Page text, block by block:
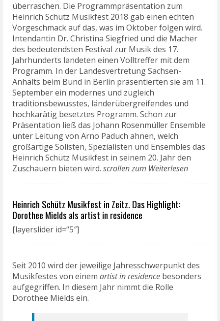
überraschen. Die Programmpräsentation zum
Heinrich Schütz Musikfest 2018 gab einen echten
Vorgeschmack auf das, was im Oktober folgen wird.
Intendantin Dr. Christina Siegfried und die Macher
des bedeutendsten Festival zur Musik des 17.
Jahrhunderts landeten einen Volltreffer mit dem
Programm. In der Landesvertretung Sachsen-
Anhalts beim Bund in Berlin präsentierten sie am 11.
September ein modernes und zugleich
traditionsbewusstes, länderübergreifendes und
hochkarätig besetztes Programm. Schon zur
Präsentation ließ das Johann Rosenmüller Ensemble
unter Leitung von Arno Paduch ahnen, welch
großartige Solisten, Spezialisten und Ensembles das
Heinrich Schütz Musikfest in seinem 20. Jahr den
Zuschauern bieten wird.scrollen zum Weiterlesen
Heinrich Schütz Musikfest in Zeitz. Das Highlight:
Dorothee Mields als artist in residence
[layerslider id=“5″]
Seit 2010 wird der jeweilige Jahresschwerpunkt des
Musikfestes von einemartist in residence besonders
aufgegriffen. In diesem Jahr nimmt die Rolle
Dorothee Mields ein.